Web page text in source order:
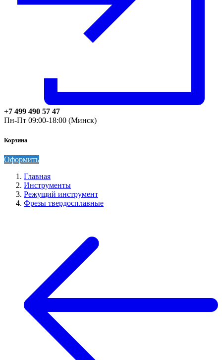
+7 499 490 57 47
Пн-Пт 09:00-18:00 (Минск)
Корзина
Оформить
Главная
Инструменты
Режущий инструмент
Фрезы твердосплавные